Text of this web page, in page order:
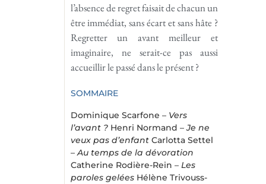
l’absence de regret faisait de chacun un
être immédiat, sans écart et sans hâte ?
Regretter un avant meilleur et
imaginaire, ne serait-ce pas aussi
accueillir le passé dans le présent ?
SOMMAIRE
Dominique Scarfone – Vers
l’avant ?Henri Normand –Je ne
veux pas d’enfantCarlotta Settel
–Au temps de la dévoration
Catherine Rodière-Rein – Les
paroles geléesHélène Trivouss-